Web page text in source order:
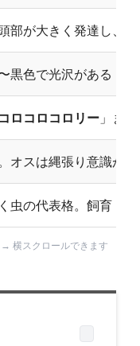
部が大きく発達し、
黒色で光沢がある
ロコロコロリー 」ま
オスは縄張り意識が
虫の代表格。飼育・